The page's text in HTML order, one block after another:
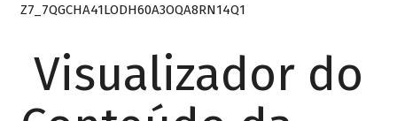
Z7_7QGCHA41LODH60A3OQA8RN14Q1
Visualizador do